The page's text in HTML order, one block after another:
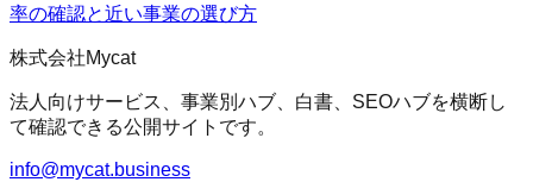
率の確認と近い事業の選び方
株式会社Mycat
法人向けサービス、事業別ハブ、白書、SEOハブを横断し
て確認できる公開サイトです。
info@mycat.business